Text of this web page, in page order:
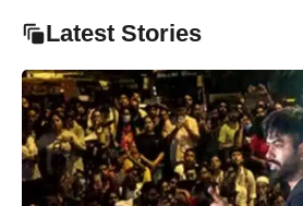
Latest Stories